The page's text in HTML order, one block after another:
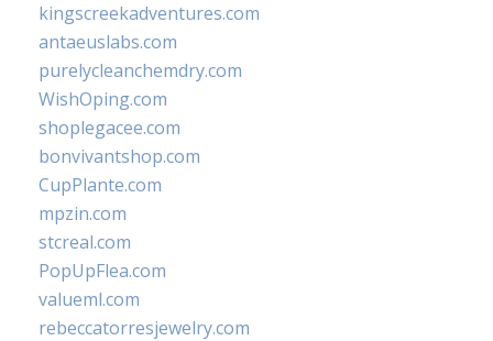
kingscreekadventures.com
antaeuslabs.com
purelycleanchemdry.com
WishOping.com
shoplegacee.com
bonvivantshop.com
CupPlante.com
mpzin.com
stcreal.com
PopUpFlea.com
valueml.com
rebeccatorresjewelry.com